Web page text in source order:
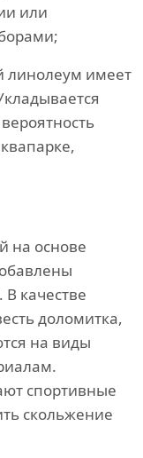
или
линолеум имеет
на основе
качестве
доломитка,
на виды
спортивные
скольжение